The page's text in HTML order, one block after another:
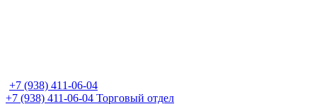
+7 (938) 411-06-04
+7 (938) 411-06-04 Торговый отдел